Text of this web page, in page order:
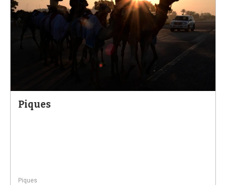
Piques
Piques